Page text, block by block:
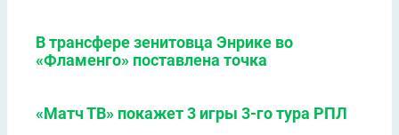
В трансфере зенитовца Энрике во
«Фламенго» поставлена точка
«Матч ТВ» покажет 3 игры 3-го тура РПЛ